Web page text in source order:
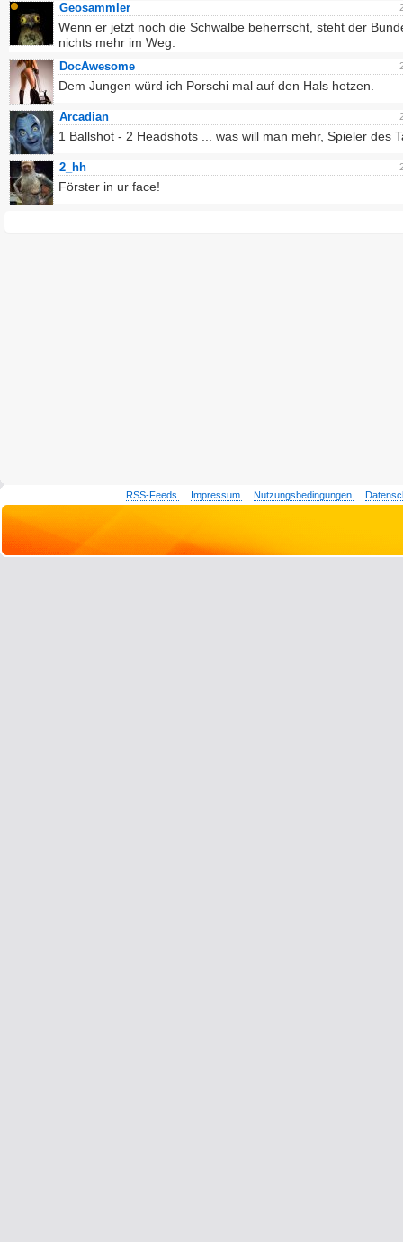
Geosammler
Wenn er jetzt noch die Schwalbe beherrscht, steht der
nichts mehr im Weg.
DocAwesome
Dem Jungen würd ich Porschi mal auf den Hals hetzen.
Arcadian
1 Ballshot - 2 Headshots ... was will man mehr, Spieler des
2_hh
Förster in ur face!
RSS-Feeds Impressum Nutzungsbedingungen